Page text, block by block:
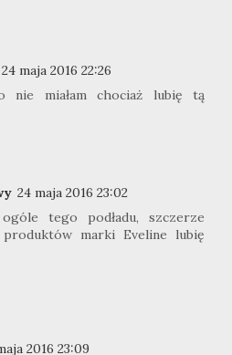
24 maja 2016 22:26
nie miałam chociaż lubię tą
24 maja 2016 23:02
tego podładu, szczerze
produktów marki Eveline lubię
2016 23:09